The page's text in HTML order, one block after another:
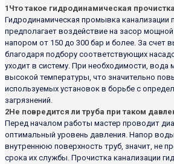
1 Что такое гидродинамическая
Гидродинамическая промывка канализации
предполагает воздействие на засор
напором от 150 до 300 бар и более. За счет
благодаря подбору соответствующих
уходит в систему. При необходимости, вода
высокой температуры, что значительно
используемых установок в борьбе с
загрязнений.
2Не повредится ли труба при таком
Перед началом работы мастер проводит
оптимальный уровень давления. Напор
внутреннюю поверхность труб, значит, не
срока их службы. Прочистка канализации